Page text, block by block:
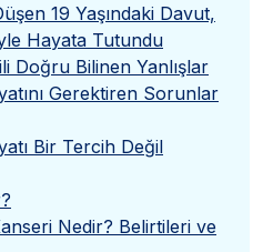
19 Yaşındaki Davut,
Hayata Tutundu
Doğru Bilinen Yanlışlar
Gerektiren Sorunlar
Bir Tercih Değil
Nedir? Belirtileri ve